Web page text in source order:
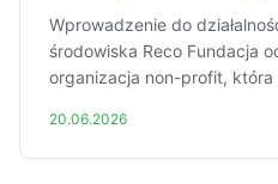
Wprowadzenie do
środowiska Reco Fundacja
organizacja non-profit, która
20.06.2026